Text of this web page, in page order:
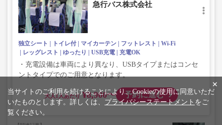
急行バス株式会社
独立シート トイレ付 マイカーテン フットレスト
Wi-Fi
レッグレスト
ゆったり USB充電 充電OK
・充電設備は車両により異なり、USBタイプまたはコンセ
ントタイプでのご用意となります。
大人 ¥8,900〜 予約に進む
×
当サイトのご利用を続けることにより、Cookieの使用に同意いただ
いたものとします。詳しくは、 プライバシーステートメント をご
覧ください。